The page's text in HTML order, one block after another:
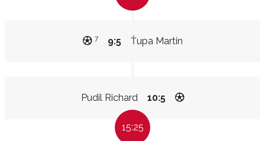
Ťupa Martin
9:5
7
Pudil Richard 10:5
15:25